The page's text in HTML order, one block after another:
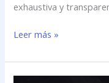
exhaustiva y
Alerta
el
Aire:
Leer más »